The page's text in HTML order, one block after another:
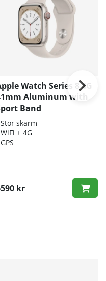
Watch Series 8 4G
Aluminum with
Band
skärm
+ 4G
kr